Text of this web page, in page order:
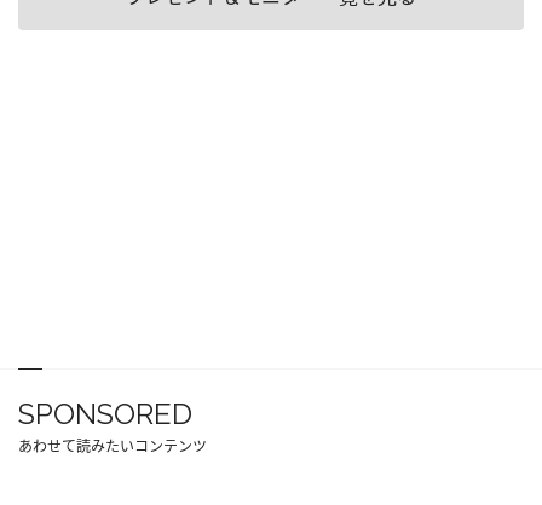
SPONSORED
あわせて読みたいコンテンツ